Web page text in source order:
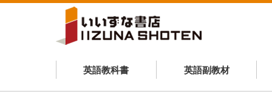
英語教科書 英語副教材